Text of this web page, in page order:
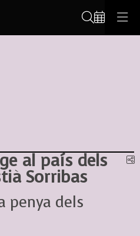
al país dels
Sorribas
penya dels